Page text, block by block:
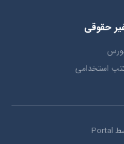
حقوقی
استخدامی
Portal